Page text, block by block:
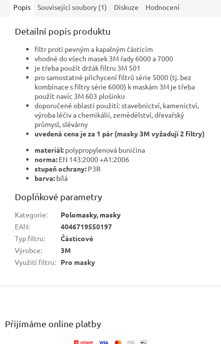
Popis Související soubory (1) Diskuze Hodnocení
Detailní popis produktu
filtr proti pevným a kapalným částicím
vhodné do všech masek 3M řady 6000 a 7000
je třeba použít držák filtru 3M 501
pro samostatné přichycení filtrů série 5000 (tj. bez
kombinace s filtry série 6000) k maskám 3M je třeba
použít navíc 3M 603 plošinku
doporučené oblasti použití: stavebnictví, kamenictví,
výroba léčiv a chemikálií, zemědělství, dřevařský
průmysl, slévárny
uvedená cena je za 1 pár (masky 3M vyžadují 2 filtry)
materiál: polypropylenová buničina
norma: EN 143:2000 +A1:2006
stupeň ochrany: P3R
barva: bílá
Doplňkové parametry
Kategorie:
Polomasky, masky
EAN:
4046719550197
Typ filtru:
Částicové
Výrobce:
3M
Využití filtru: Pro masky
Přijímáme online platby